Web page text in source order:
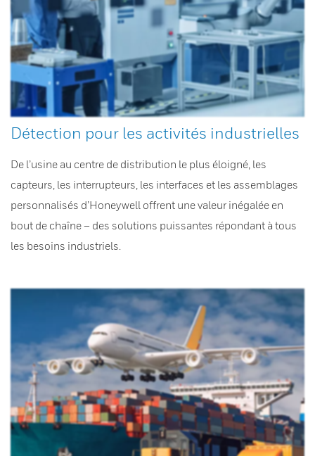
Détection pour les activités industrielles
De l’usine au centre de distribution le plus éloigné, les
capteurs, les interrupteurs, les interfaces et les assemblages
personnalisés d’Honeywell offrent une valeur inégalée en
bout de chaîne – des solutions puissantes répondant à tous
les besoins industriels.